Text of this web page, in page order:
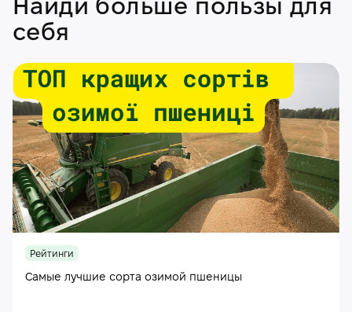
Найди больше пользы для
себя
Рейтинги
Самые лучшие сорта озимой пшеницы